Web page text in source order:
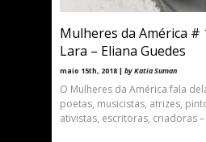
Mulheres da América #
Lara – Eliana Guedes
maio 15th, 2018 | by Katia Suman
O Mulheres da América fala
poetas, musicistas, atrizes,
ativistas, escritoras, criadoras –